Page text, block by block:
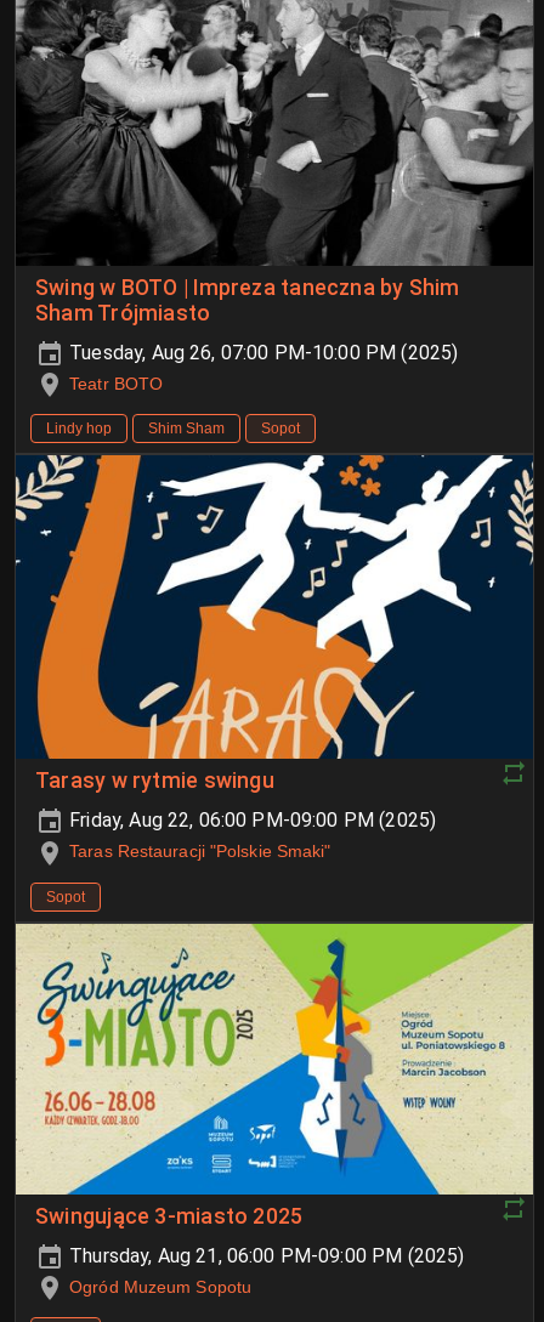
Swing w BOTO | Impreza taneczna by Shim
Sham Trójmiasto
Tuesday, Aug 26, 07:00 PM-10:00 PM (2025)
Teatr BOTO
Lindy hop Shim Sham Sopot
Tarasy w rytmie swingu
Friday, Aug 22, 06:00 PM-09:00 PM (2025)
Taras Restauracji "Polskie Smaki"
Sopot
Swingujące 3-miasto 2025
Thursday, Aug 21, 06:00 PM-09:00 PM (2025)
Ogród Muzeum Sopotu